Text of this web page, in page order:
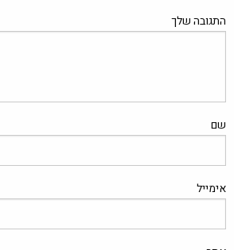
התגובה שלך
שם
אימייל